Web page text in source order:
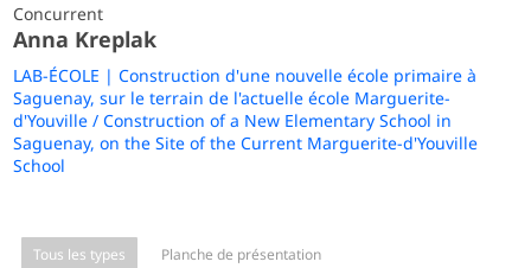
Concurrent
Anna Kreplak
LAB-ÉCOLE | Construction d'une nouvelle école primaire à
Saguenay, sur le terrain de l'actuelle école Marguerite-
d'Youville / Construction of a New Elementary School in
Saguenay, on the Site of the Current Marguerite-d'Youville
School
Tous les types
Planche de présentation